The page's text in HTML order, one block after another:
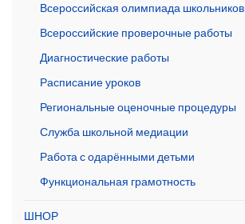
Всероссийская олимпиада школьников
Всероссийские проверочные работы
Диагностические работы
Расписание уроков
Региональные оценочные процедуры
Служба школьной медиации
Работа с одарёнными детьми
Функциональная грамотность
ШНОР